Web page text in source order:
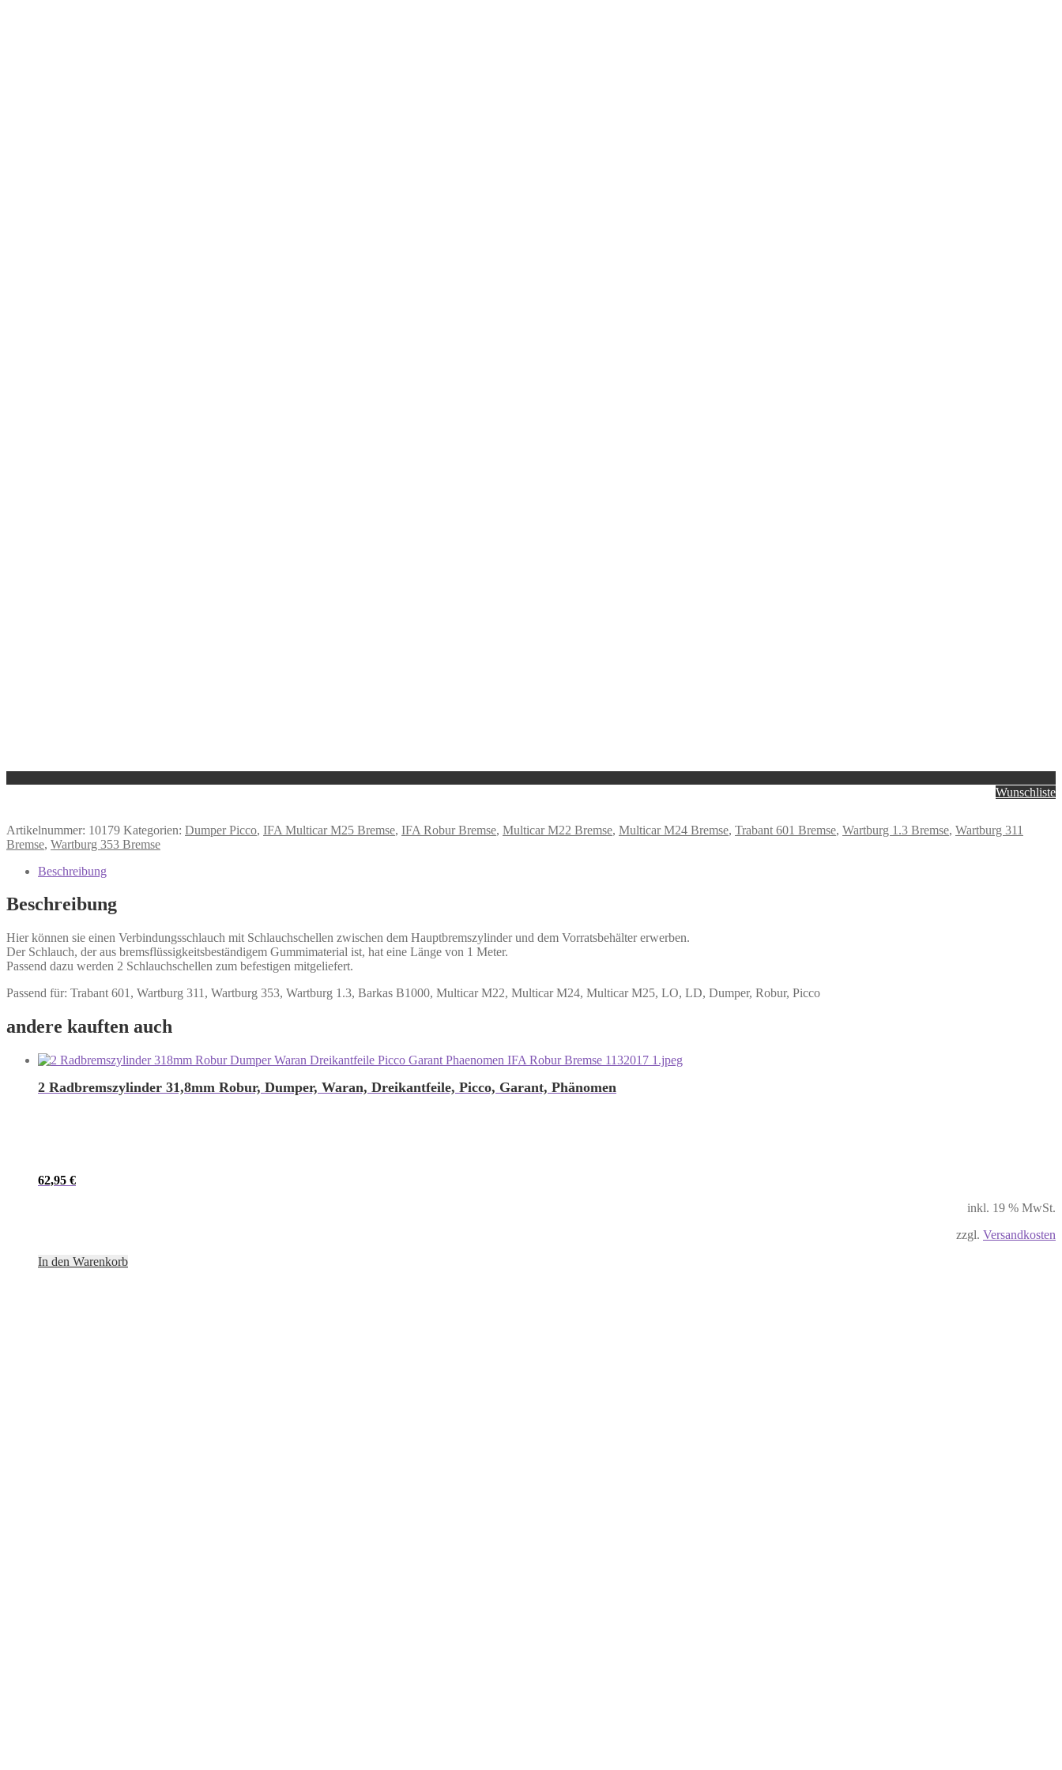
Wunschliste
Artikelnummer: 10179 Kategorien: Dumper Picco, IFA Multicar M25 Bremse, IFA Robur Bremse, Multicar M22 Bremse, Multicar M24 Bremse, Trabant 601 Bremse, Wartburg 1.3 Bremse, Wartburg 311
Bremse, Wartburg 353 Bremse
Beschreibung
Beschreibung
Hier können sie einen Verbindungsschlauch mit Schlauchschellen zwischen dem Hauptbremszylinder und dem Vorratsbehälter erwerben.
Der Schlauch, der aus bremsflüssigkeitsbeständigem Gummimaterial ist, hat eine Länge von 1 Meter.
Passend dazu werden 2 Schlauchschellen zum befestigen mitgeliefert.
Passend für: Trabant 601, Wartburg 311, Wartburg 353, Wartburg 1.3, Barkas B1000, Multicar M22, Multicar M24, Multicar M25, LO, LD, Dumper, Robur, Picco
andere kauften auch
2 Radbremszylinder 31,8mm Robur, Dumper, Waran, Dreikantfeile, Picco, Garant, Phänomen
62,95 €
inkl. 19 % MwSt.
zzgl. Versandkosten
In den Warenkorb